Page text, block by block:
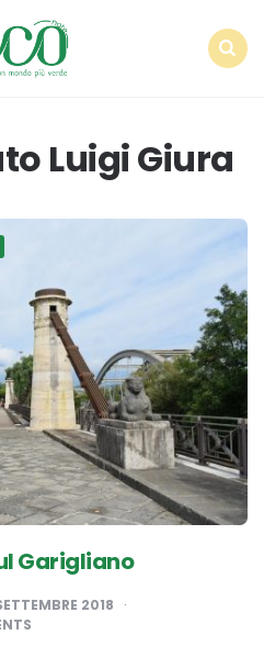
Luigi Giura
Garigliano
2018